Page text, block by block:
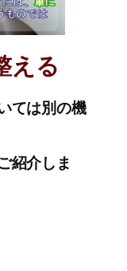
える
ては別の機
紹介しま